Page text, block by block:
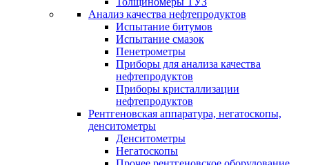
Анализ качества нефтепродуктов
Испытание битумов
Испытание смазок
Пенетрометры
Приборы для анализа качества
нефтепродуктов
Приборы кристаллизации
нефтепродуктов
Рентгеновская аппаратура, негатоскопы,
денситометры
Денситометры
Негатоскопы